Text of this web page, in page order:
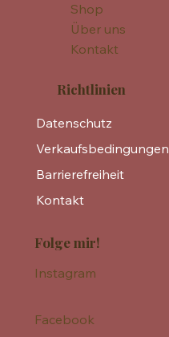
Shop
Über uns
Kontakt
Richtlinien
Datenschutz
Verkaufsbedingungen
Barrierefreiheit
Kontakt
Folge mir!
Instagram
Facebook